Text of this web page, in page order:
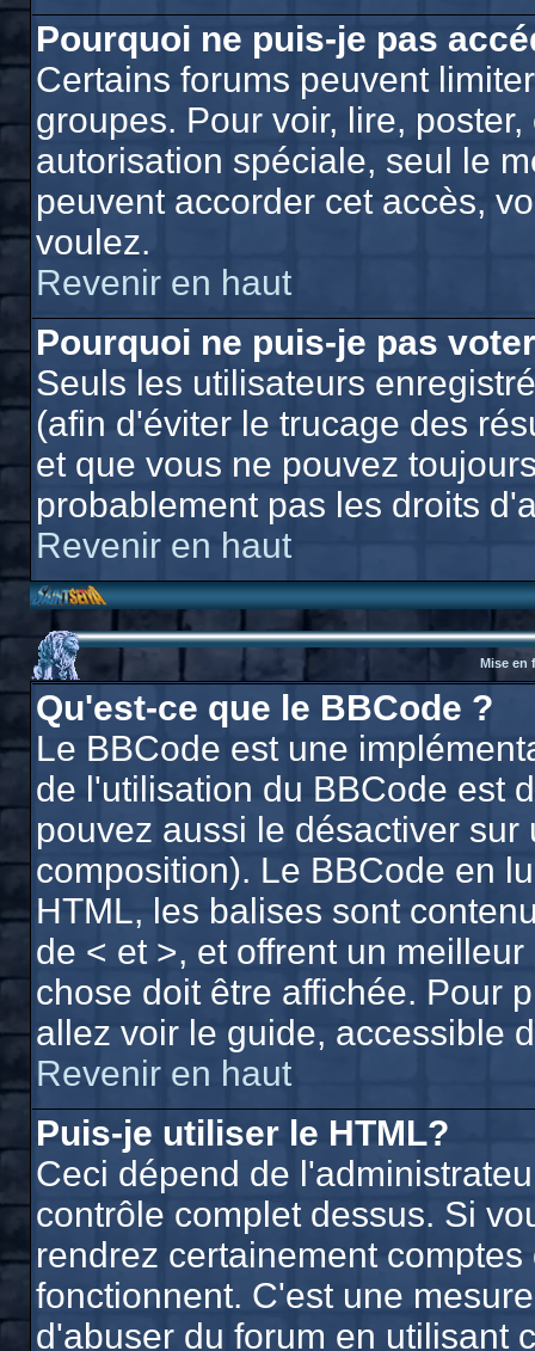
Pourquoi ne puis-je pas
Certains forums peuvent
groupes. Pour voir, lire,
autorisation spéciale, seul le
peuvent accorder cet accès,
voulez.
Revenir en haut
Pourquoi ne puis-je pas
Seuls les utilisateurs
(afin d'éviter le trucage des
et que vous ne pouvez
probablement pas les droits
Revenir en haut
Mise en
Qu'est-ce que le BBCode ?
Le BBCode est une
de l'utilisation du BBCode est
pouvez aussi le désactiver
composition). Le BBCode en
HTML, les balises sont
de < et >, et offrent un
chose doit être affichée. Pour
allez voir le guide, accessible
Revenir en haut
Puis-je utiliser le HTML?
Ceci dépend de
contrôle complet dessus. Si
rendrez certainement
fonctionnent. C'est une
d'abuser du forum en utilisant